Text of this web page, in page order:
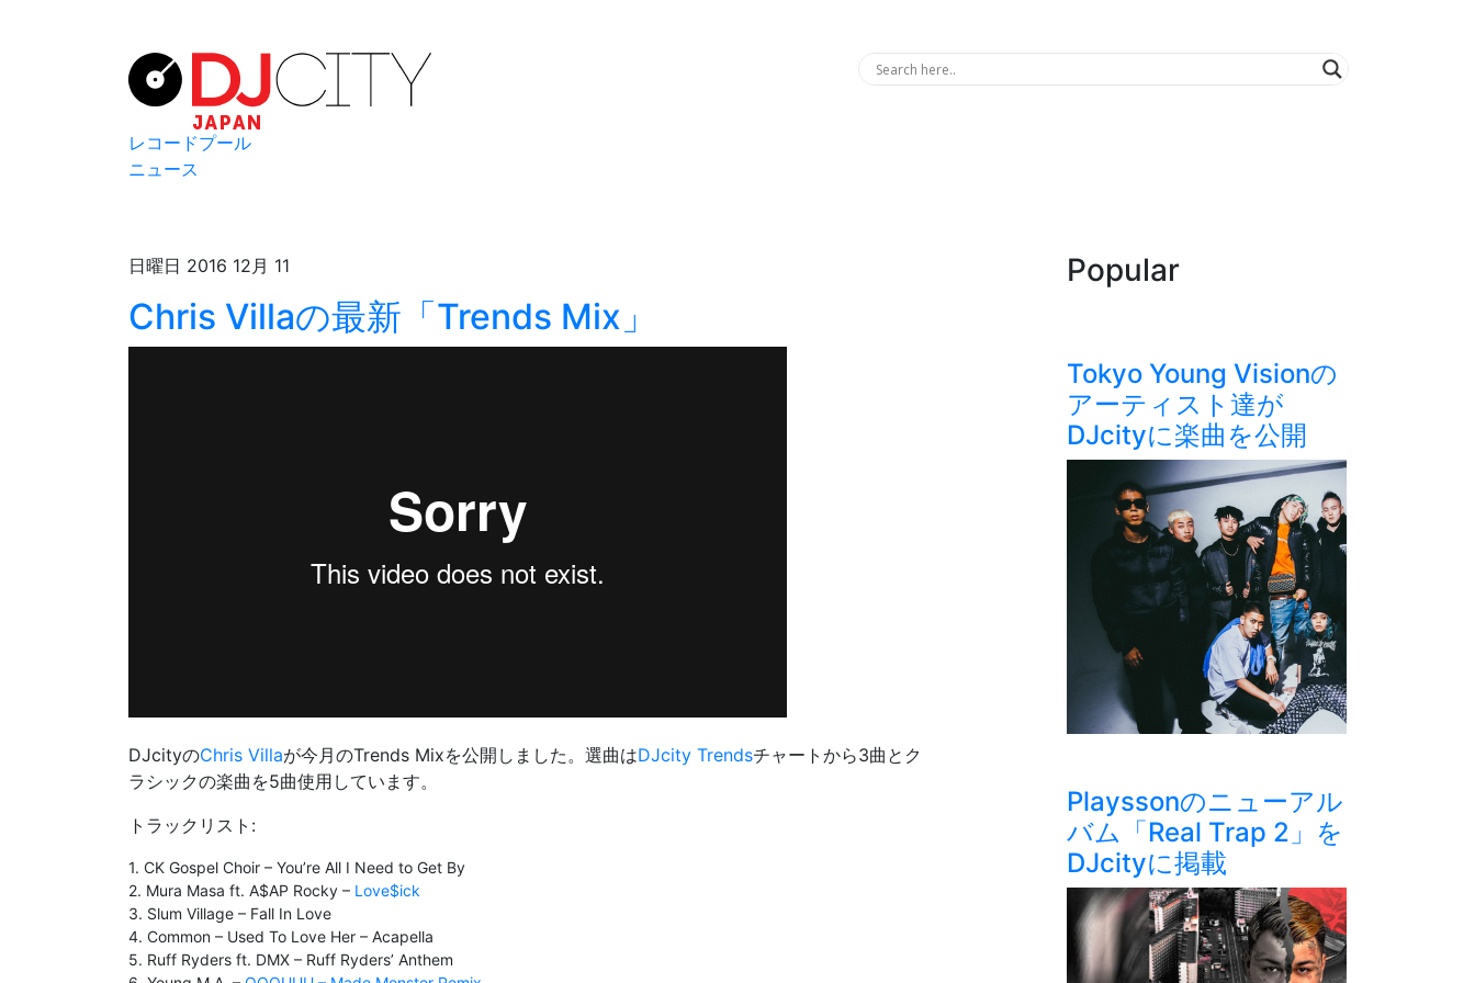
レコードプール
ニュース
日曜日 2016 12月 11
Chris Villaの最新「Trends Mix」
DJcityのChris Villaが今月のTrends Mixを公開しました。選曲はDJcity Trendsチャートから3曲とク
ラシックの楽曲を5曲使用しています。
トラックリスト:
1. CK Gospel Choir – You’re All I Need to Get By
2. Mura Masa ft. A$AP Rocky – Love$ick
3. Slum Village – Fall In Love
4. Common – Used To Love Her – Acapella
5. Ruff Ryders ft. DMX – Ruff Ryders’ Anthem
Popular
Tokyo Young Visionの
アーティスト達が
DJcityに楽曲を公開
Playssonのニューアル
バム「Real Trap 2」を
DJcityに掲載